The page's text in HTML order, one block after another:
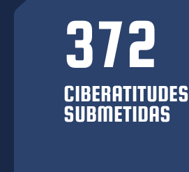
372
CIBERATITUDES
SUBMETIDAS